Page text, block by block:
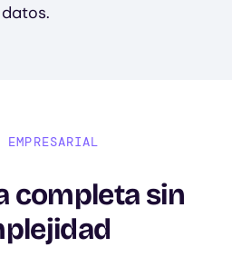
EMPRESARIAL
completa sin